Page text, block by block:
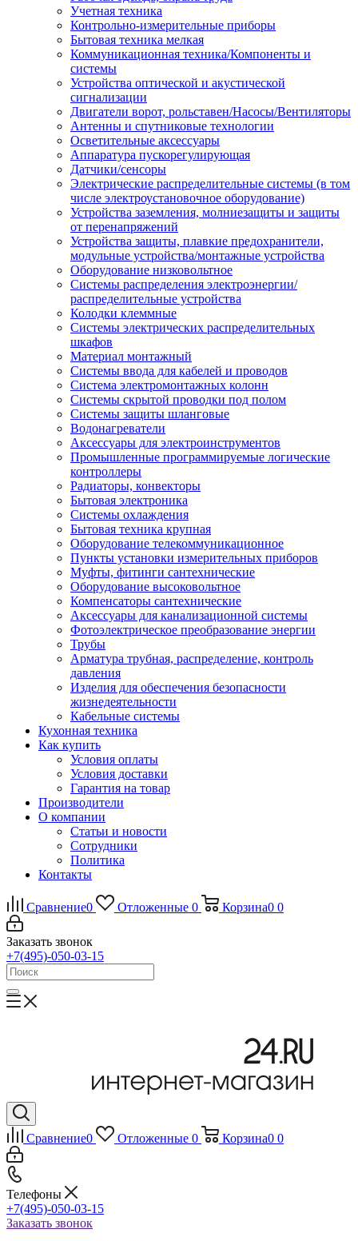
Учетная техника
Контрольно-измерительные приборы
Бытовая техника мелкая
Коммуникационная техника/Компоненты и
системы
Устройства оптической и акустической
сигнализации
Двигатели ворот, рольставен/Насосы/Вентиляторы
Антенны и спутниковые технологии
Осветительные аксессуары
Аппаратура пускорегулирующая
Датчики/сенсоры
Электрические распределительные системы (в том
числе электроустановочное оборудование)
Устройства заземления, молниезащиты и защиты
от перенапряжений
Устройства защиты, плавкие предохранители,
модульные устройства/монтажные устройства
Оборудование низковольтное
Системы распределения электроэнергии/
распределительные устройства
Колодки клеммные
Системы электрических распределительных
шкафов
Материал монтажный
Системы ввода для кабелей и проводов
Система электромонтажных колонн
Системы скрытой проводки под полом
Системы защиты шланговые
Водонагреватели
Аксессуары для электроинструментов
Промышленные программируемые логические
контроллеры
Радиаторы, конвекторы
Бытовая электроника
Системы охлаждения
Бытовая техника крупная
Оборудование телекоммуникационное
Пункты установки измерительных приборов
Муфты, фитинги сантехнические
Оборудование высоковольтное
Компенсаторы сантехнические
Аксессуары для канализационной системы
Фотоэлектрическое преобразование энергии
Трубы
Арматура трубная, распределение, контроль
давления
Изделия для обеспечения безопасности
жизнедеятельности
Кабельные системы
Кухонная техника
Как купить
Условия оплаты
Условия доставки
Гарантия на товар
Производители
О компании
Статьи и новости
Сотрудники
Политика
Контакты
Сравнение0 Отложенные 0 Корзина0 0
Заказать звонок
+7(495)-050-03-15
Сравнение0 Отложенные 0 Корзина0 0
Телефоны
+7(495)-050-03-15
Заказать звонок